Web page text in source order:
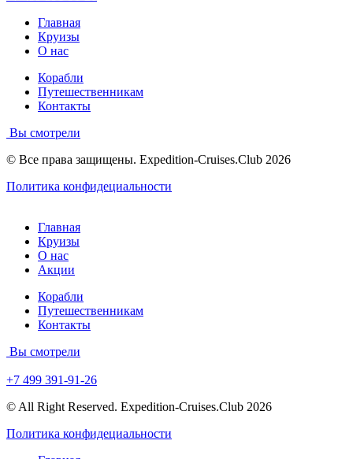
Главная
Круизы
О нас
Корабли
Путешественникам
Контакты
Вы смотрели
© Все права защищены. Expedition-Cruises.Club 2026
Политика конфидециальности
Главная
Круизы
О нас
Акции
Корабли
Путешественникам
Контакты
Вы смотрели
+7 499 391-91-26
© All Right Reserved. Expedition-Cruises.Club 2026
Политика конфидециальности